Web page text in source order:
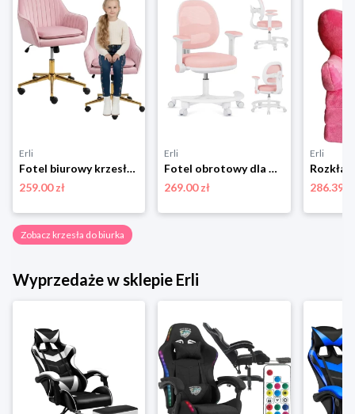
Erli
Fotel biurowy krzesło obrotowe dla dziecka różowe złota noga
259.00 zł
Erli
Fotel obrotowy dla dziecka młodzieży MARK ADLER biurowy różowy regulowany
269.00 zł
Erli
286.39 zł
Zobacz krzesła do biurka
Wyprzedaże w sklepie Erli